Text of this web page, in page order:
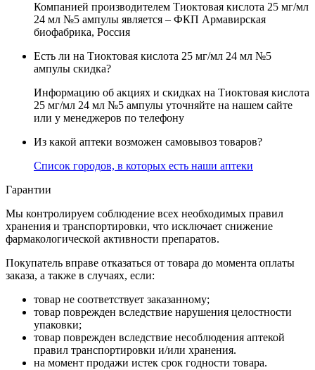
Компанией производителем Тиоктовая кислота 25 мг/мл
24 мл №5 ампулы является – ФКП Армавирская
биофабрика, Россия
Есть ли на Тиоктовая кислота 25 мг/мл 24 мл №5
ампулы скидка?
Информацию об акциях и скидках на Тиоктовая кислота
25 мг/мл 24 мл №5 ампулы уточняйте на нашем сайте
или у менеджеров по телефону
Из какой аптеки возможен самовывоз товаров?
Список городов, в которых есть наши аптеки
Гарантии
Мы контролируем соблюдение всех необходимых правил
хранения и транспортировки, что исключает снижение
фармакологической активности препаратов.
Покупатель вправе отказаться от товара до момента оплаты
заказа, а также в случаях, если:
товар не соответствует заказанному;
товар поврежден вследствие нарушения целостности
упаковки;
товар поврежден вследствие несоблюдения аптекой
правил транспортировки и/или хранения.
на момент продажи истек срок годности товара.